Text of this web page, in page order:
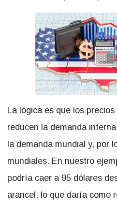
La lógica es que los
reducen la demanda
la demanda mundial y, por
mundiales. En nuestro
podría caer a 95 dólares
arancel, lo que daría como